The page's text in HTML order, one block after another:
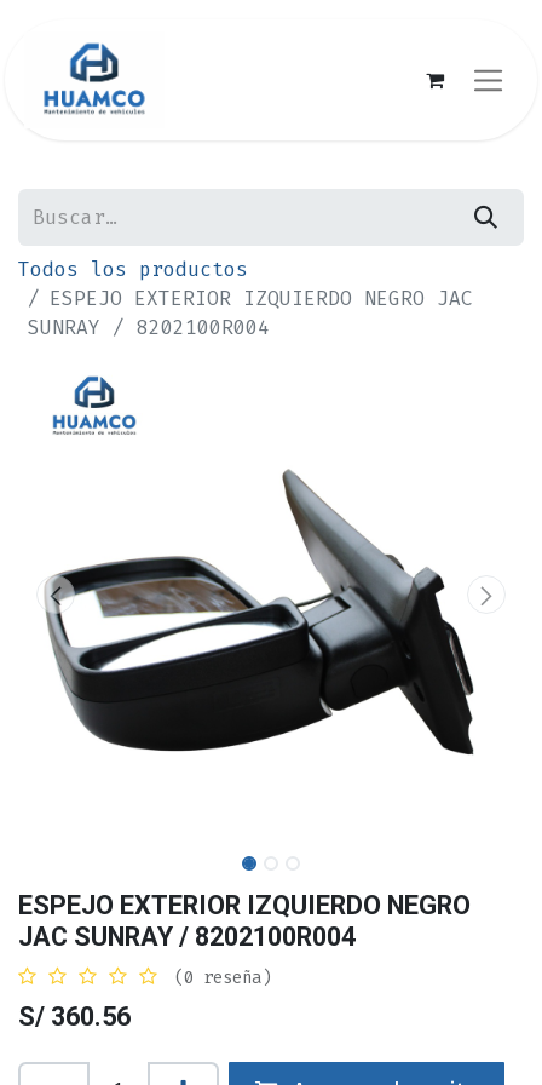
Todos los productos
ESPEJO EXTERIOR IZQUIERDO NEGRO JAC
SUNRAY / 8202100R004
ESPEJO EXTERIOR IZQUIERDO NEGRO
JAC SUNRAY / 8202100R004
(0 reseña)
S/ 360.56